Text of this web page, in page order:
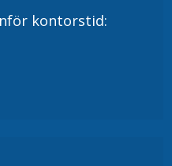
kontorstid: